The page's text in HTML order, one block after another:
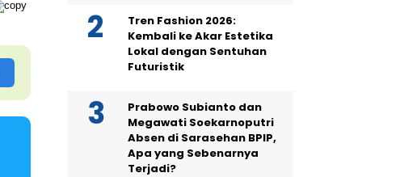
Tren Fashion 2026:
Kembali ke Akar Estetika
Lokal dengan Sentuhan
Futuristik
Prabowo Subianto dan
Megawati Soekarnoputri
Absen di Sarasehan BPIP,
Apa yang Sebenarnya
Terjadi?